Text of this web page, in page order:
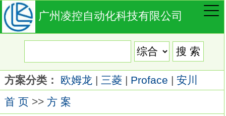
广州凌控自动化科技有限公司
方案分类： 欧姆龙 | 三菱| Proface | 安川
首 页>> 方 案